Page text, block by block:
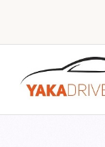
contenu